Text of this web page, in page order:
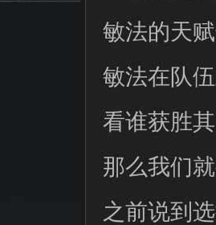
敏法的天
敏法在队
看谁获胜
那么我们
之前说到